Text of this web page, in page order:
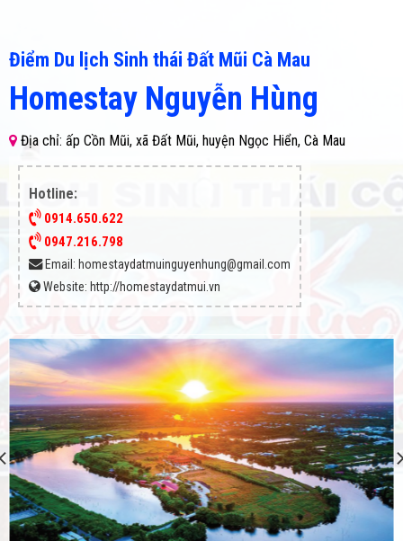
Điểm Du lịch Sinh thái Đất Mũi Cà Mau
Homestay Nguyễn Hùng
Địa chỉ: ấp Cồn Mũi, xã Đất Mũi, huyện Ngọc Hiển, Cà Mau
Hotline:
0914.650.622
0947.216.798
Email: homestaydatmuinguyenhung@gmail.com
Website: http://homestaydatmui.vn